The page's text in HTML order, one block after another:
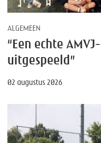
ALGEMEEN
“Een echte
uitgespeeld”
02 augustus 2026